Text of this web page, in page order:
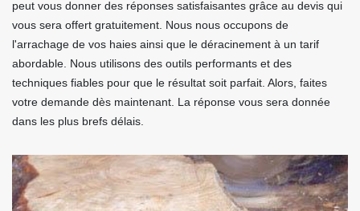
peut vous donner des réponses satisfaisantes grâce au devis qui
vous sera offert gratuitement. Nous nous occupons de
l'arrachage de vos haies ainsi que le déracinement à un tarif
abordable. Nous utilisons des outils performants et des
techniques fiables pour que le résultat soit parfait. Alors, faites
votre demande dès maintenant. La réponse vous sera donnée
dans les plus brefs délais.